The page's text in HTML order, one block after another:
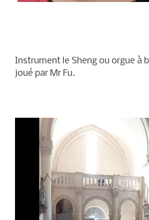
Instrument le Sheng ou orgue à
joué par Mr Fu.
Lecteur